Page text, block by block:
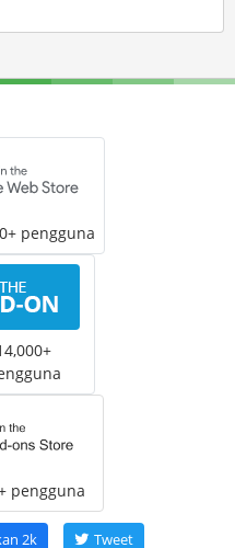
pengguna
pengguna
2k Tweet